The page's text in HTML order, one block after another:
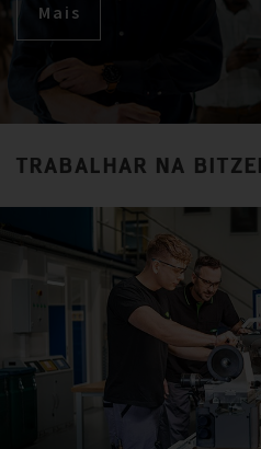
Mais
TRABALHAR NA